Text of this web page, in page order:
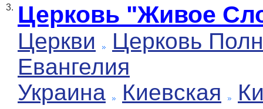
3. Церковь "Живое
Церкви
Церковь
Евангелия
Украина
Киевская